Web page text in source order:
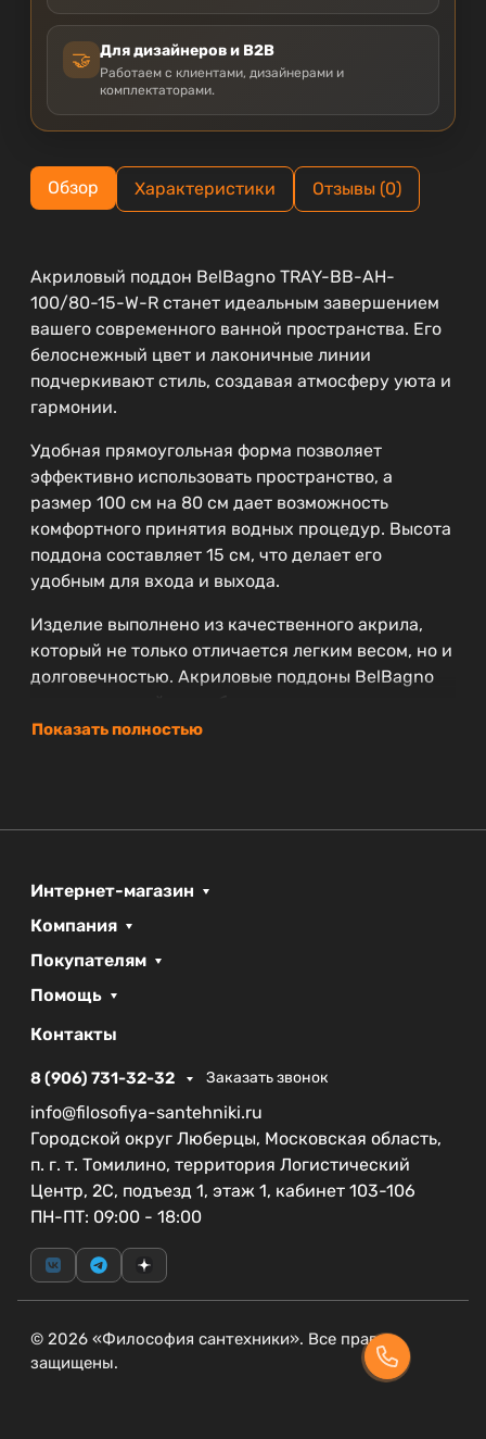
🤝 Для дизайнеров и B2B
Работаем с клиентами, дизайнерами и
комплектаторами.
Обзор Характеристики Отзывы (0)
Акриловый поддон BelBagno TRAY-BB-AH-
100/80-15-W-R станет идеальным завершением
вашего современного ванной пространства. Его
белоснежный цвет и лаконичные линии
подчеркивают стиль, создавая атмосферу уюта и
гармонии.
Удобная прямоугольная форма позволяет
эффективно использовать пространство, а
размер 100 см на 80 см дает возможность
комфортного принятия водных процедур. Высота
поддона составляет 15 см, что делает его
удобным для входа и выхода.
Изделие выполнено из качественного акрила,
который не только отличается легким весом, но и
долговечностью. Акриловые поддоны BelBagno
что значительно повышает комфорт во время
его современный стиль, который легко впишется
поэтому на изделие предоставляется гарантия
сроком на 3 года — хорошая защита вашей
покупки.
Поддон BelBagno TRAY-BB-AH-100/80-15-W-R —
это сочетание эстетики и функциональности.
для любителей практичных решений. Обновите
свою ванную комнату с помощью этого стильного
акрилового поддона!
Показать полностью
Интернет-магазин
Компания
Покупателям
Помощь
Контакты
8 (906) 731-32-32 Заказать звонок
info@filosofiya-santehniki.ru
Городской округ Люберцы, Московская область,
п. г. т. Томилино, территория Логистический
Центр, 2С, подъезд 1, этаж 1, кабинет 103-106
ПН-ПТ: 09:00 - 18:00
© 2026 «Философия сантехники». Все права
защищены.